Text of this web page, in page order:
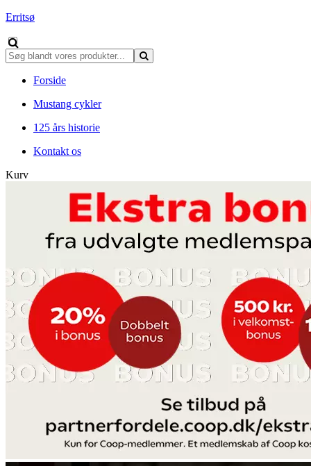
Erritsø
Forside
Mustang cykler
125 års historie
Kontakt os
Kurv